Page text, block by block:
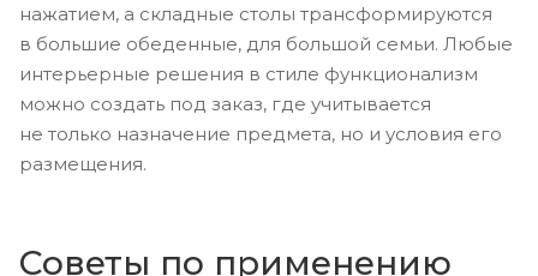
нажатием, а складные столы трансформируются
в большие обеденные, для большой семьи. Любые
интерьерные решения в стиле функционализм
можно создать под заказ, где учитывается
не только назначение предмета, но и условия его
размещения.
Советы по применению